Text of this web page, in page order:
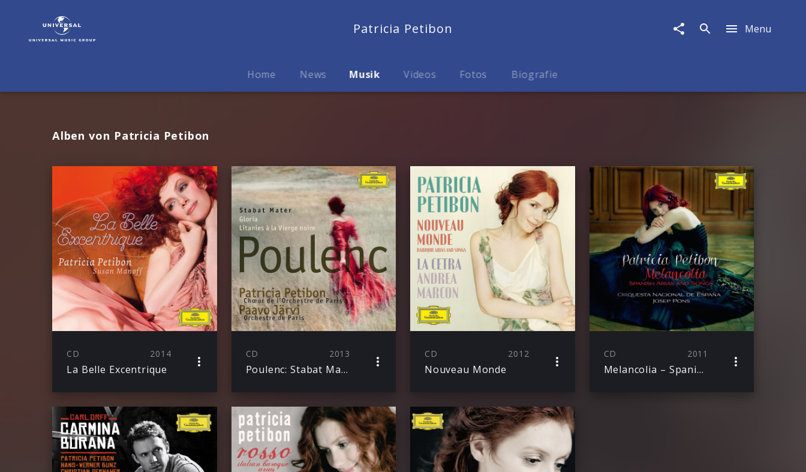
Patricia Petibon Menu
Home News Musik Videos Fotos Biografie
Alben von Patricia Petibon
CD 2014
La Belle Excentrique
CD 2013
Poulenc: Stabat Mater, Gloria, Litanies a la Vierge noire
CD 2012
Nouveau Monde
CD 2011
Melancolia – Spanische Arien und Lieder